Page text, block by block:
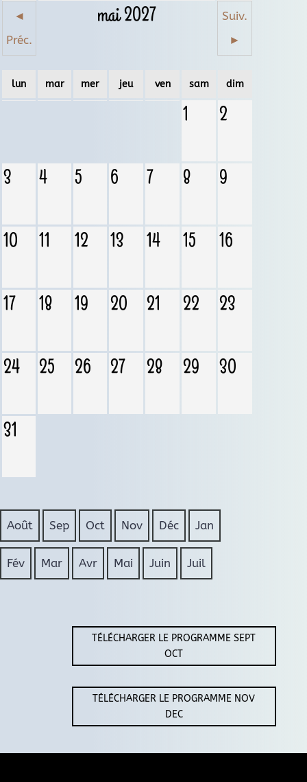
◄
Préc.
mai 2027
Suiv.
►
lun mar mer jeu ven sam dim
1 2
3 4 5 6 7 8 9
10 11 12 13 14 15 16
17 18 19 20 21 22 23
24 25 26 27 28 29 30
31
Août Sep Oct Nov Déc Jan
Fév Mar Avr Mai Juin Juil
TÉLÉCHARGER LE PROGRAMME SEPT
OCT
TÉLÉCHARGER LE PROGRAMME NOV
DEC